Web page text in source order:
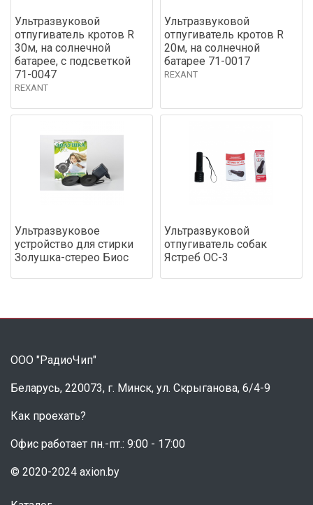
Ультразвуковой
отпугиватель кротов R
30м, на солнечной
батарее, с подсветкой
71-0047
REXANT
Ультразвуковой
отпугиватель кротов R
20м, на солнечной
батарее 71-0017
REXANT
Ультразвуковое
устройство для стирки
Золушка-стерео Биос
Ультразвуковой
отпугиватель собак
Ястреб ОС-3
ООО "РадиоЧип"
Беларусь, 220073, г. Минск, ул. Скрыганова, 6/4-9
Как проехать?
Офис работает пн.-пт.: 9:00 - 17:00
© 2020-2024 axion.by